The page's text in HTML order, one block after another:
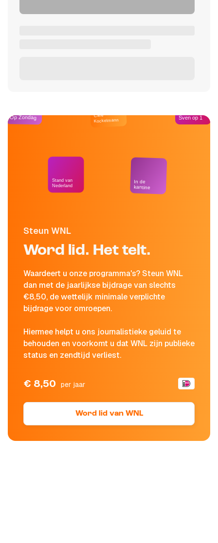
Steun WNL
Word lid. Het telt.
Waardeert u onze programma's? Steun WNL
dan met de jaarlijkse bijdrage van slechts
€8,50, de wettelijk minimale verplichte
bijdrage voor omroepen.
Hiermee helpt u ons journalistieke geluid te
behouden en voorkomt u dat WNL zijn publieke
status en zendtijd verliest.
€ 8,50 per jaar
Word lid van WNL
Op Zondag
Stand van
Nederland
Café
Kockelmann
In de
kantine
Sven op 1